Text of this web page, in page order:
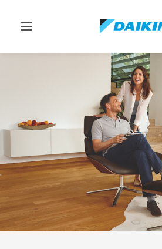
Переключить